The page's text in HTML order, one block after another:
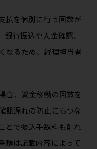
払を個別に行う回数が
行振込や入金確認、
なるため、経理担当者
合、資金移動の回数を
認漏れの防止にもつな
とで振込手数料も削れ
類は記載内容によって